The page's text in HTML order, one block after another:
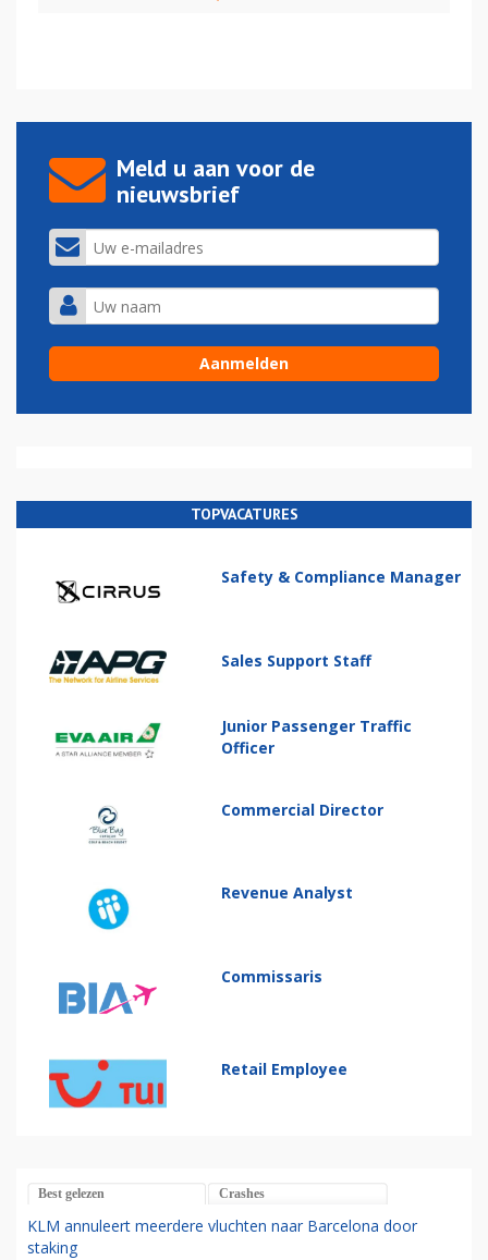
Meld u aan voor de
nieuwsbrief
TOPVACATURES
Safety & Compliance Manager
Sales Support Staff
Junior Passenger Traffic
Officer
Commercial Director
Revenue Analyst
Commissaris
Retail Employee
Best gelezen Crashes
KLM annuleert meerdere vluchten naar Barcelona door
staking